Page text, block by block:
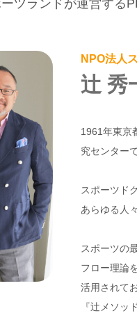
ツランドが運営する
NPO法人
辻 秀
1961年東京
究センター
スポーツド
あらゆる人
スポーツの
フロー理論
活用されて
『辻メソ